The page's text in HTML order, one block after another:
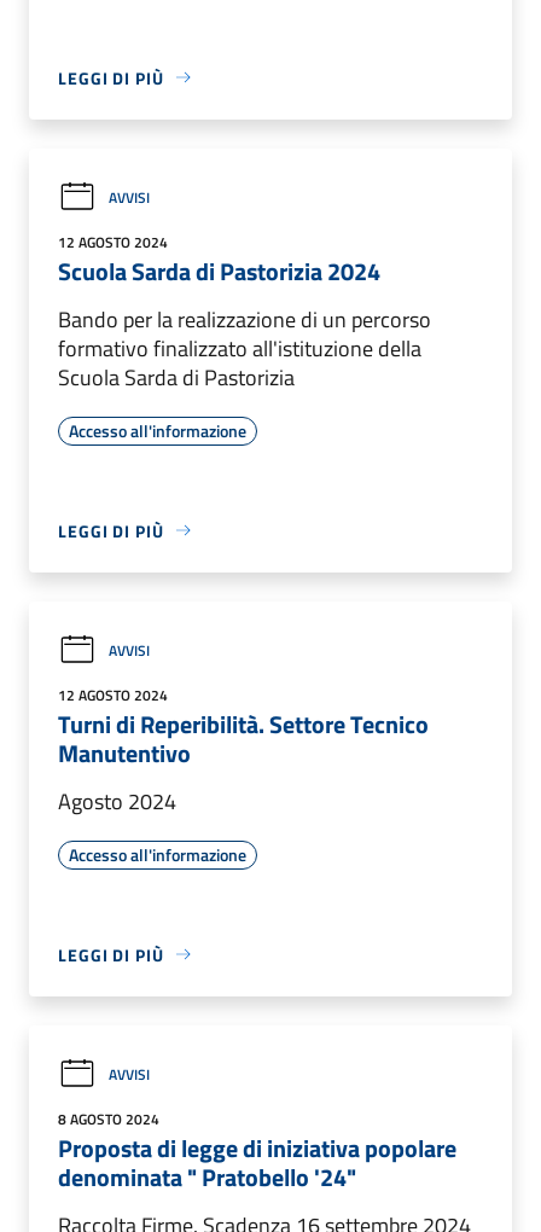
LEGGI DI PIÙ
AVVISI
12 AGOSTO 2024
Scuola Sarda di Pastorizia 2024
Bando per la realizzazione di un percorso
formativo finalizzato all'istituzione della
Scuola Sarda di Pastorizia
Accesso all'informazione
LEGGI DI PIÙ
AVVISI
12 AGOSTO 2024
Turni di Reperibilità. Settore Tecnico
Manutentivo
Agosto 2024
Accesso all'informazione
LEGGI DI PIÙ
AVVISI
8 AGOSTO 2024
Proposta di legge di iniziativa popolare
denominata " Pratobello '24"
Raccolta Firme. Scadenza 16 settembre 2024